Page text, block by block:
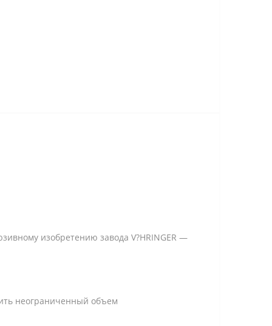
изобретению завода V?HRINGER —
неограниченный объем